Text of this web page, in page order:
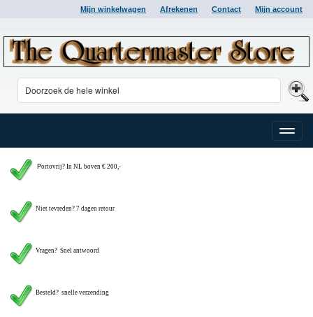
Mijn winkelwagen Afrekenen Contact Mijn account
Toggle
Portovrij? In NL boven € 200,-
Niet tevreden? 7 dagen retour
Vragen? Snel antwoord
Besteld? snelle verzending